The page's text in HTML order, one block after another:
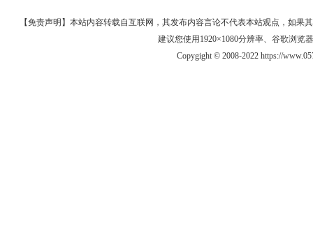
【免责声明】本站内容转载自互联网，其发布内容言论不代表本站观点，如果
建议您使用1920×1080分辨率、谷歌浏览
Copygight © 2008-2022 https://